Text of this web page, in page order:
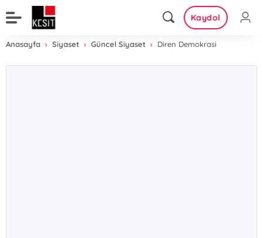
Kaydol
Anasayfa Siyaset Güncel Siyaset Diren Demokrasi